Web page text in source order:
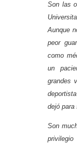
Son las
Aunque
peor
como
un
grandes
dejó para
Son